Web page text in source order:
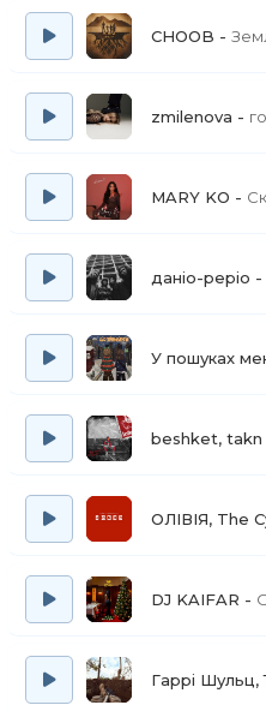
CHOOB
zmilenova
MARY KO
даніо-реріо
У пошуках
beshket, takn
ОЛІВІЯ, The
DJ KAIFAR
Гаррі Шульц,